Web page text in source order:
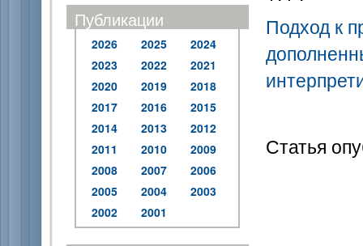
Публикации
2026 2025
2024
2023
2022
2021
2020
2019
2018
2017
2016
2015
2014
2013
2012
2011
2010
2009
2008
2007
2006
2005
2004
2003
2002
2001
Подход к
Статья